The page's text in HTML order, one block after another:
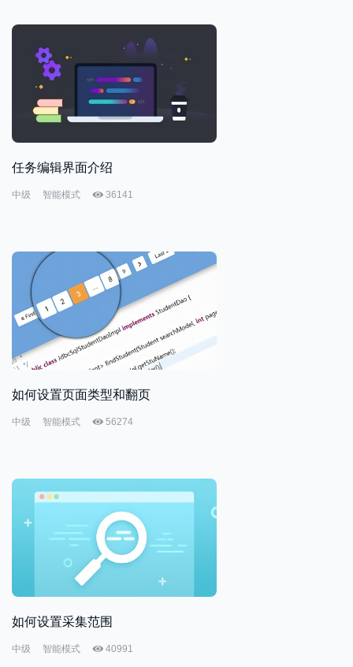
任务编辑界面介绍
中级 智能模式 36141
如何设置页面类型和翻页
中级 智能模式 56274
如何设置采集范围
中级 智能模式 40991